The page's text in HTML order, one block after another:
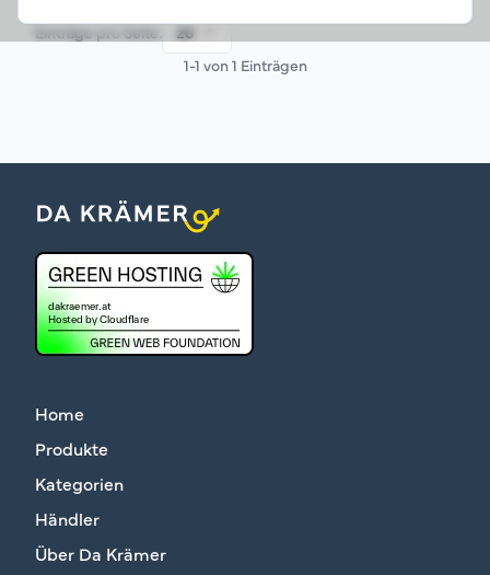
Einträge pro Seite:
20
1-1 von 1 Einträgen
Home
Produkte
Kategorien
Händler
Über Da Krämer